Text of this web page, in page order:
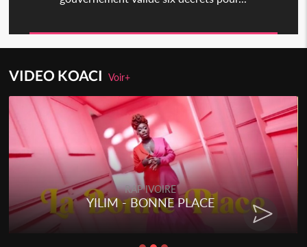
VIDEO KOACIVoir+
RAP IVOIRE
YILIM - BONNE PLACE